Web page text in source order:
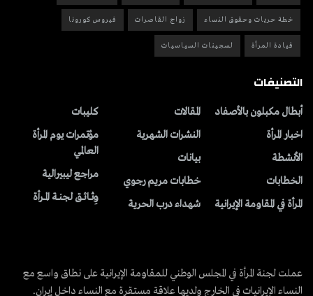
خطة حريات وحقوق النساء زواج القاصرات فيروس كورونا
قيادة المرأة لسجينات السياسيات
التصنيفات
أبطال مكبلون بالأصفاد
اخبار المرأة
الأنشطة
الخطابات
المرأة في المقاومة الإيرانية
المقالات
النشرات الشهریة
بیانات
خطابات مريم رجوي
شهداء درب الحرية
کلیبات
مؤتمرات يوم المرأة
العالمي
مراجع ليبيرالية
وِثــائــق لجنــة المــرأة
عملت لجنة المرأة في المجلس الوطني للمقاومة الإيرانية على نطاق واسع مع
النساء الإيرانيات في الخارج ولديها علاقة مستقرة مع النساء داخل إيران.